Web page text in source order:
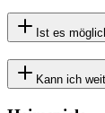
Ist es
Kann ich